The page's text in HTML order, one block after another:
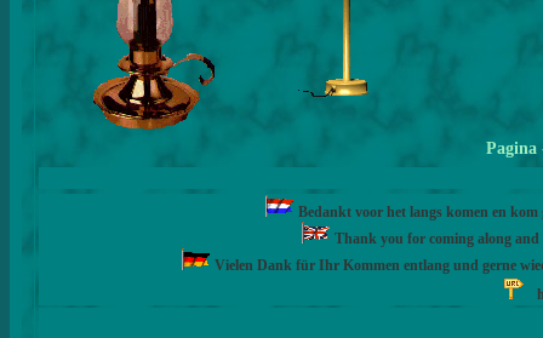
Pagina
Bedankt voor het langs komen en
Thank you for coming along and
Vielen Dank für Ihr Kommen entlang und gerne